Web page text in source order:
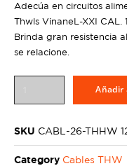
Adecúa en circuitos
Thwls VinaneL-XXI CAL.
Brinda gran resistencia
se relacione.
Añadir
SKU CABL-26-THHW
Category Cables THW